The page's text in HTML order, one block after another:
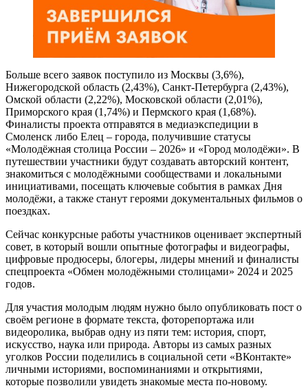
Больше всего заявок поступило из Москвы (3,6%),
Нижегородской область (2,43%), Санкт-Петербурга (2,43%),
Омской области (2,22%), Московской области (2,01%),
Приморского края (1,74%) и Пермского края (1,68%).
Финалисты проекта отправятся в медиаэкспедиции в
Смоленск либо Елец – города, получившие статусы
«Молодёжная столица России – 2026» и «Город молодёжи». В
путешествии участники будут создавать авторский контент,
знакомиться с молодёжными сообществами и локальными
инициативами, посещать ключевые события в рамках Дня
молодёжи, а также станут героями документальных фильмов о
поездках.
Сейчас конкурсные работы участников оценивает экспертный
совет, в который вошли опытные фотографы и видеографы,
цифровые продюсеры, блогеры, лидеры мнений и финалисты
спецпроекта «Обмен молодёжными столицами» 2024 и 2025
годов.
Для участия молодым людям нужно было опубликовать пост о
своём регионе в формате текста, фоторепортажа или
видеоролика, выбрав одну из пяти тем: история, спорт,
искусство, наука или природа. Авторы из самых разных
уголков России поделились в социальной сети «ВКонтакте»
личными историями, воспоминаниями и открытиями,
которые позволили увидеть знакомые места по-новому.